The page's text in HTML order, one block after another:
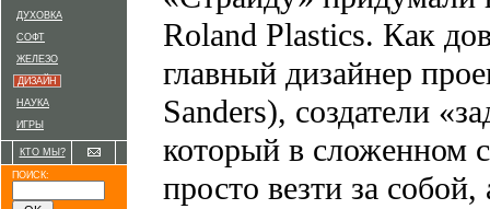
ДУХОВКА
СОФТ
ЖЕЛЕЗО
ДИЗАЙН
НАУКА
ИГРЫ
КТО МЫ?
ПОИСК:
Roland Plastics. Как
главный дизайнер
Sanders), создатели
который в сложенном
просто везти за